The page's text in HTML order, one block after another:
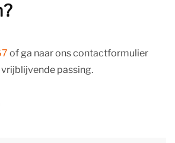
of ga naar ons contactformulier
passing.